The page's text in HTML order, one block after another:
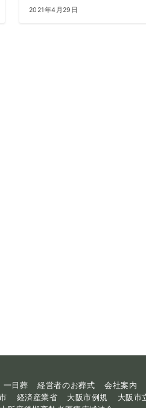
2021年4月29日
一日葬 経営者のお葬式 会社案内
経済産業省 大阪市例規 大阪市